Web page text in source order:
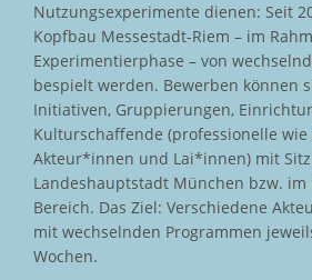
Nutzungsexperimente dienen: Seit
Kopfbau Messestadt-Riem – im
Experimentierphase – von
bespielt werden. Bewerben können
Initiativen, Gruppierungen,
Kulturschaffende (professionelle
Akteur*innen und Lai*innen) mit
Landeshauptstadt München bzw. im
Bereich. Das Ziel: Verschiedene
mit wechselnden Programmen
Wochen.